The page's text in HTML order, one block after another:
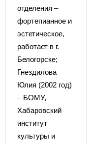
отделения –
фортепианное и
эстетическое,
работает в г.
Белогорске;
Гнездилова
Юлия (2002 год)
– БОМУ,
Хабаровский
институт
культуры и